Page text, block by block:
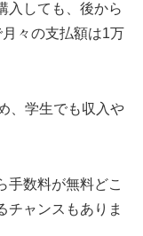
入しても、後から
々の支払額は1万
、学生でも収入や
手数料が無料どこ
チャンスもありま